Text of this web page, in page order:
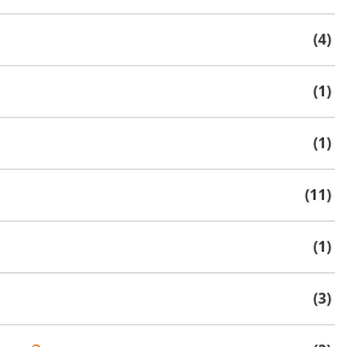
(4)
(1)
(1)
(11)
(1)
(3)